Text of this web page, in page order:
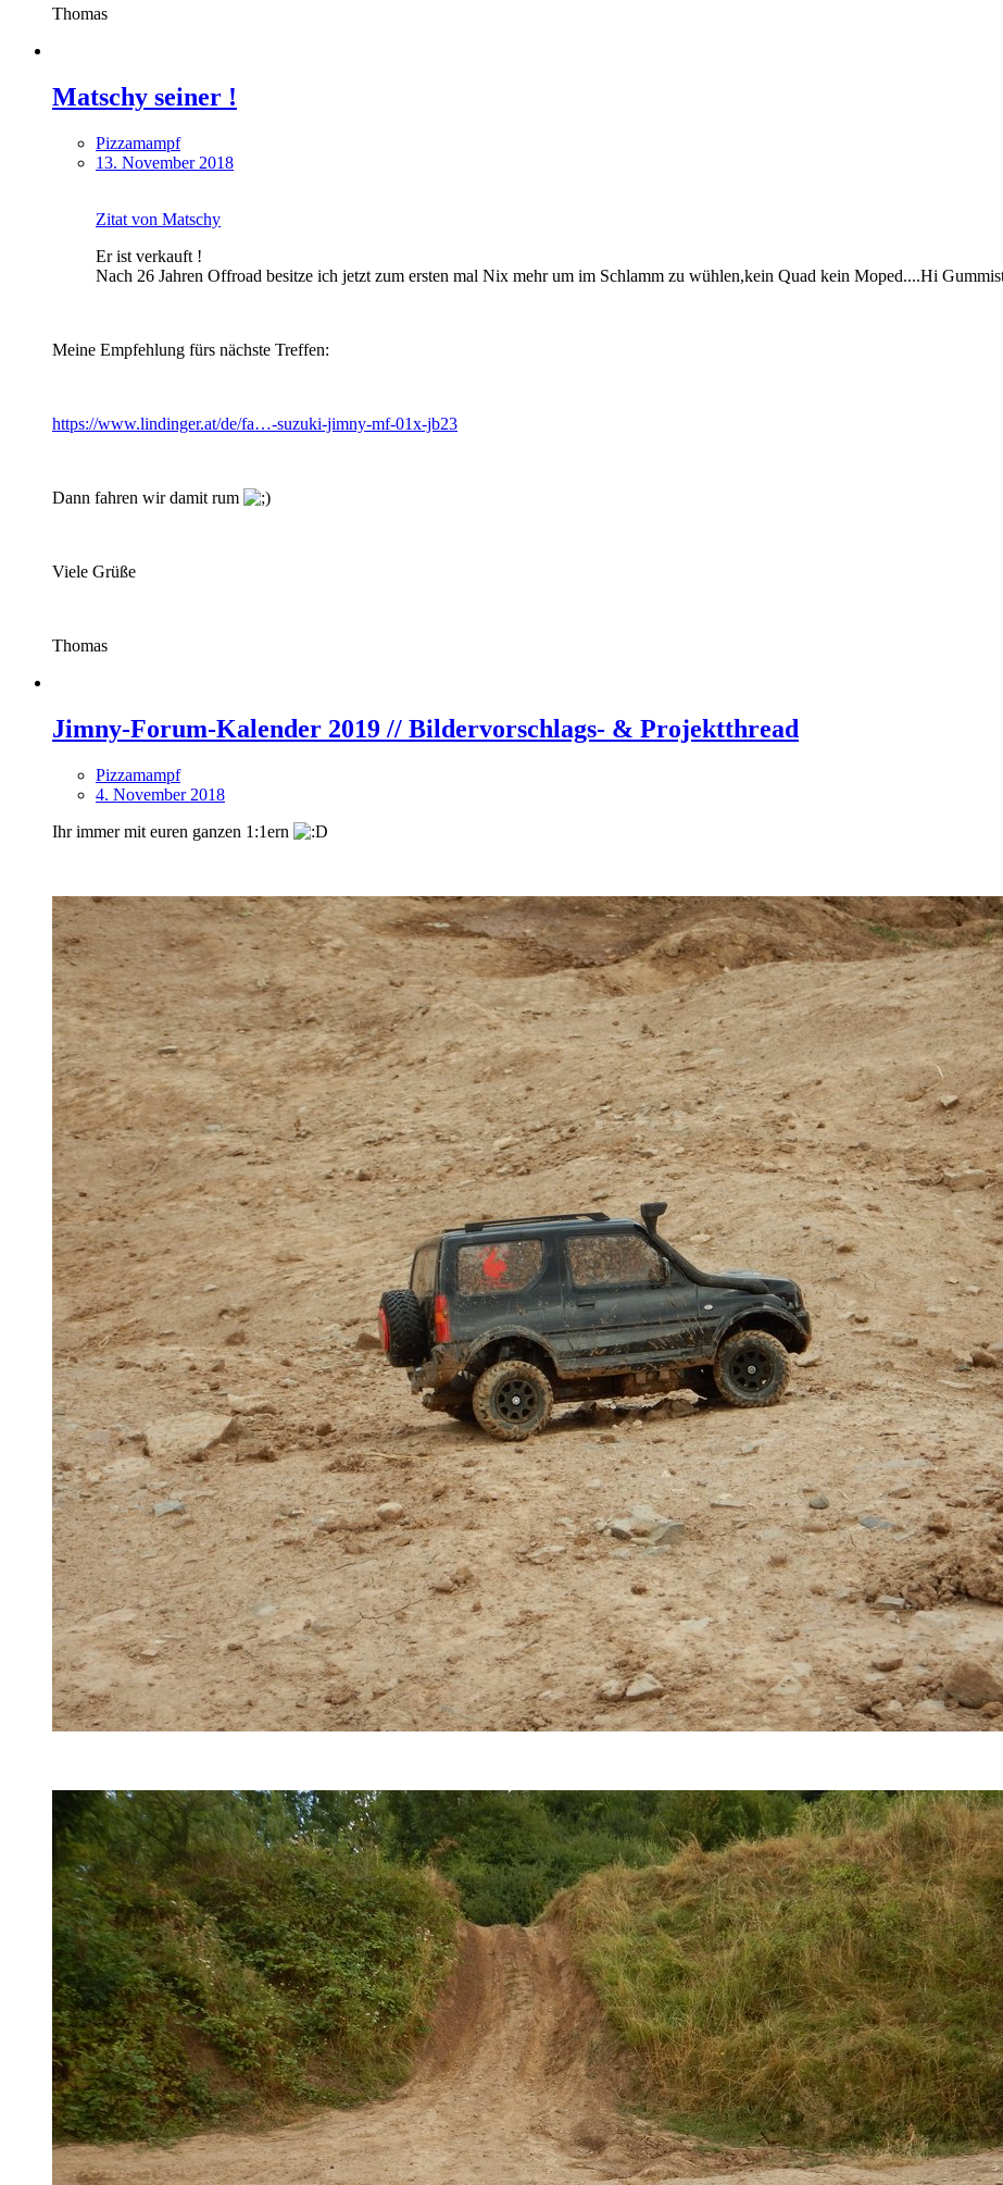
Thomas
Matschy seiner !
Pizzamampf
13. November 2018
Zitat von Matschy
Er ist verkauft !
Nach 26 Jahren Offroad besitze ich jetzt zum ersten mal Nix mehr um im Schlamm zu wühlen,kein Quad kein Moped....Hi
Meine Empfehlung fürs nächste Treffen:
https://www.lindinger.at/de/fa…-suzuki-jimny-mf-01x-jb23
Dann fahren wir damit rum
Viele Grüße
Thomas
Jimny-Forum-Kalender 2019 // Bildervorschlags- & Projektthread
Pizzamampf
4. November 2018
Ihr immer mit euren ganzen 1:1ern